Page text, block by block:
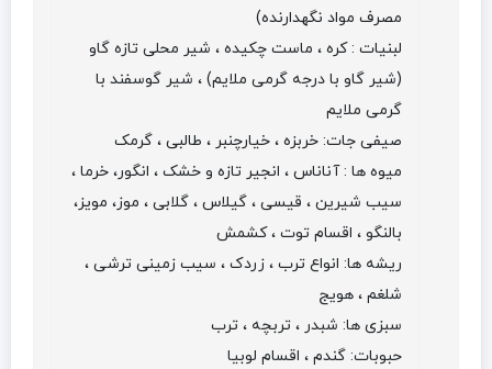
مصرف مواد نگهدارنده)
لبنیات : کره ، ماست چکیده ، شیر محلی تازه گاو
(شیر گاو با درجه گرمی ملایم) ، شیر گوسفند با
گرمی ملایم
صیفی جات: خربزه ، خیارچنبر ، طالبی ، گرمک
میوه ها : آناناس ، انجیر تازه و خشک ، انگور، خرما ،
سیب شیرین ، قیسی ، گیلاس ، گلابی ، موز، مویز،
بالنگو ، اقسام توت ، کشمش
ریشه ها: انواع ترب ، زردک ، سیب زمینی ترشی ،
شلغم ، هویج
سبزی ها: شبدر ، تربچه ، ترب
حبوبات: گندم ، اقسام لوبیا